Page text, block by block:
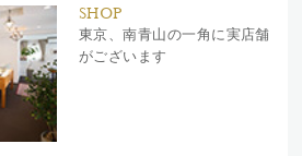
SHOP
東京、南青山の一角に実店舗
がございます